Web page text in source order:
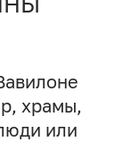
храмы,
или